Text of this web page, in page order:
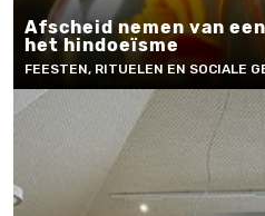
Afscheid nemen van
het hindoeïsme
FEESTEN, RITUELEN EN SOCIALE